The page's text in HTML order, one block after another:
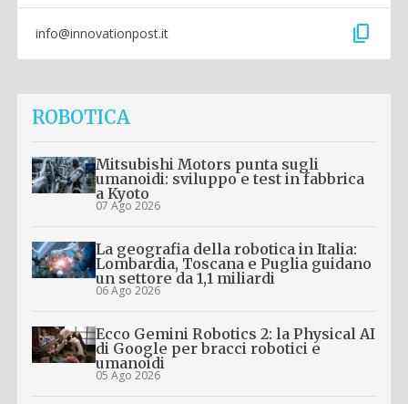
info@innovationpost.it content_copy
ROBOTICA
Mitsubishi Motors punta sugli
umanoidi: sviluppo e test in fabbrica
a Kyoto
07 Ago 2026
La geografia della robotica in Italia:
Lombardia, Toscana e Puglia guidano
un settore da 1,1 miliardi
06 Ago 2026
Ecco Gemini Robotics 2: la Physical AI
di Google per bracci robotici e
umanoidi
05 Ago 2026